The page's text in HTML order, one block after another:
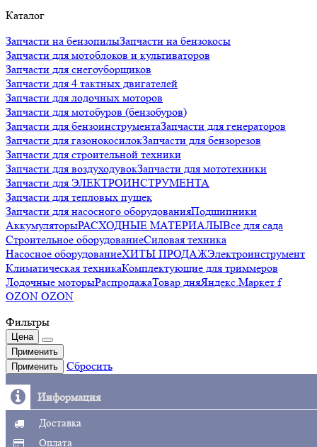
Каталог
Запчасти на бензопилыЗапчасти на бензокосы
Запчасти для мотоблоков и культиваторов
Запчасти для снегоуборщиков
Запчасти для 4 тактных двигателей
Запчасти для лодочных моторов
Запчасти для мотобуров (бензобуров)
Запчасти для бензоинструментаЗапчасти для генераторов
Запчасти для газонокосилокЗапчасти для бензорезов
Запчасти для строительной техники
Запчасти для воздуходувокЗапчасти для мототехники
Запчасти для ЭЛЕКТРОИНСТРУМЕНТА
Запчасти для тепловых пушек
Запчасти для насосного оборудованияПодшипники
АккумуляторыРАСХОДНЫЕ МАТЕРИАЛЫВсе для сада
Строительное оборудованиеСиловая техника
Насосное оборудованиеХИТЫ ПРОДАЖЭлектроинструмент
Климатическая техникаКомплектующие для триммеров
Лодочные моторыРаспродажаТовар дняЯндекс.Маркет f
OZON OZON
Фильтры
Цена
Применить
Применить
Сбросить
Информация
Доставка
Оплата